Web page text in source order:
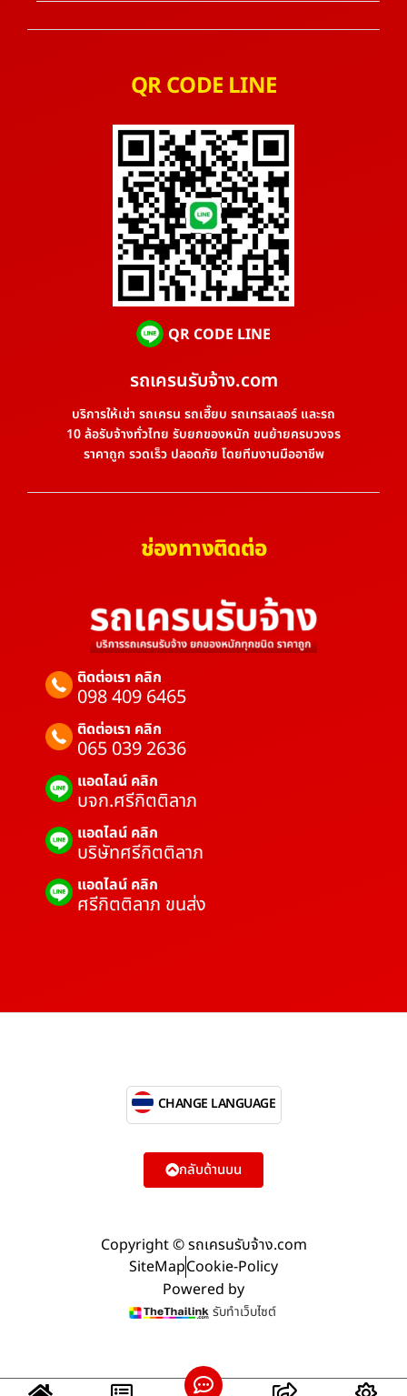
QR CODE LINE
QR CODE LINE
รถเครนรับจ้าง.com
บริการให้เช่า รถเครน รถเฮี๊ยบ รถเทรลเลอร์ และรถ
10 ล้อรับจ้างทั่วไทย รับยกของหนัก ขนย้ายครบวงจร
ราคาถูก รวดเร็ว ปลอดภัย โดยทีมงานมืออาชีพ
ช่องทางติดต่อ
ติดต่อเรา คลิก
098 409 6465
ติดต่อเรา คลิก
065 039 2636
แอดไลน์ คลิก
บจก.ศรีกิตติลาภ
แอดไลน์ คลิก
บริษัทศรีกิตติลาภ
แอดไลน์ คลิก
ศรีกิตติลาภ ขนส่ง
Copyright © รถเครนรับจ้าง.com
SiteMapCookie-Policy
Powered by
รับทำเว็บไซต์
CHANGE LANGUAGE
กลับด้านบน